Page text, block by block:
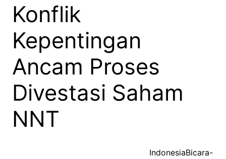
Konflik
Kepentingan
Ancam Proses
Divestasi Saham
NNT
IndonesiaBicara-